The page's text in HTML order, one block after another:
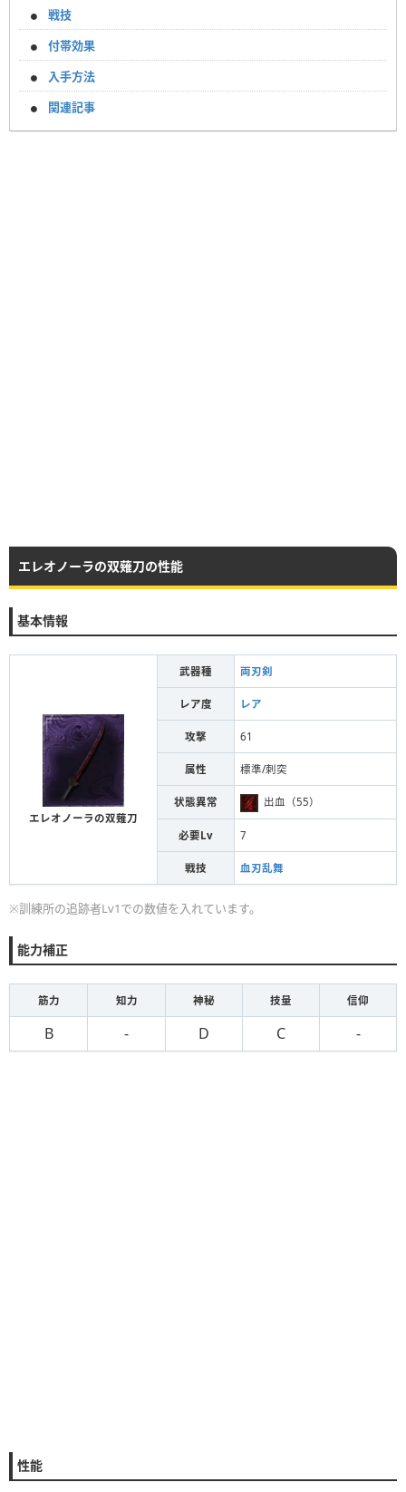
戦技
付帯効果
入手方法
関連記事
エレオノーラの双薙刀の性能
基本情報
エレオノーラの双薙刀
武器種 両刃剣
レア度 レア
攻撃 61
属性 標準/刺突
状態異常 出血（55）
必要Lv 7
戦技 血刃乱舞
※訓練所の追跡者Lv1での数値を入れています。
能力補正
筋力 知力 神秘 技量 信仰
B - D C -
性能